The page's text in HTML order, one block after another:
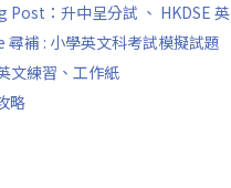
Post：升中呈分試 、 HKDSE
補 : 小學英文科考試模擬試題
文練習、工作紙
略